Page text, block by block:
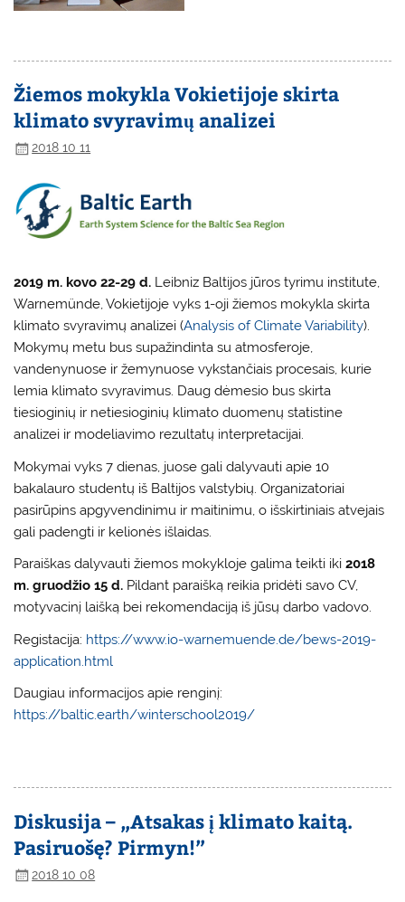
Žiemos mokykla Vokietijoje skirta
klimato svyravimų analizei
2018 10 11
2019 m. kovo 22-29 d. Leibniz Baltijos jūros tyrimu institute,
Warnemünde, Vokietijoje vyks 1-oji žiemos mokykla skirta
klimato svyravimų analizei (Analysis of Climate Variability).
Mokymų metu bus supažindinta su atmosferoje,
vandenynuose ir žemynuose vykstančiais procesais, kurie
lemia klimato svyravimus. Daug dėmesio bus skirta
tiesioginių ir netiesioginių klimato duomenų statistine
analizei ir modeliavimo rezultatų interpretacijai.
Mokymai vyks 7 dienas, juose gali dalyvauti apie 10
bakalauro studentų iš Baltijos valstybių. Organizatoriai
pasirūpins apgyvendinimu ir maitinimu, o išskirtiniais atvejais
gali padengti ir kelionės išlaidas.
Paraiškas dalyvauti žiemos mokykloje galima teikti iki2018
m. gruodžio 15 d. Pildant paraišką reikia pridėti savo CV,
motyvacinį laišką bei rekomendaciją iš jūsų darbo vadovo.
Registacija: https://www.io-warnemuende.de/bews-2019-
application.html
Daugiau informacijos apie renginį:
https://baltic.earth/winterschool2019/
Diskusija – „Atsakas į klimato kaitą.
Pasiruošę? Pirmyn!”
2018 10 08